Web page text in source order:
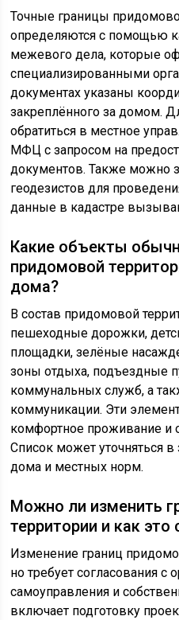
Точные границы
определяются с помощью
межевого дела, которые
специализированными
документах указаны
закреплённого за домом.
обратиться в местное
МФЦ с запросом на
документов. Также можно
геодезистов для
данные в кадастре
Какие объекты
придомовой
дома?
В состав придомовой
пешеходные дорожки,
площадки, зелёные
зоны отдыха, подъездные
коммунальных служб, а
коммуникации. Эти
комфортное проживание и
Список может уточняться в
дома и местных норм.
Можно ли изменить
территории и как это
Изменение границ
но требует согласования с
самоуправления и
включает подготовку